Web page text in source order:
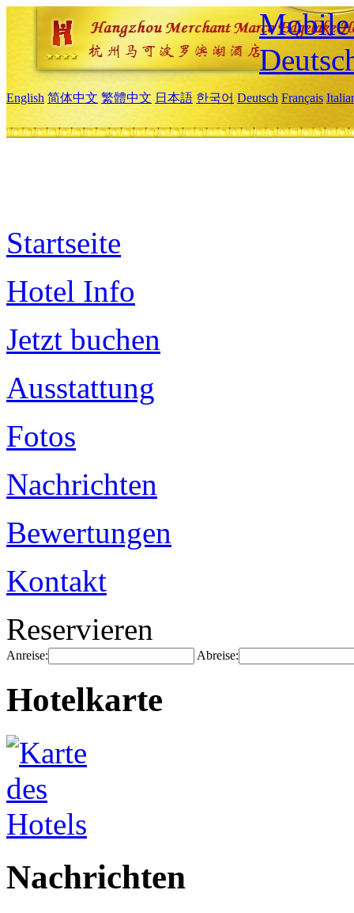
Mobile
English 简体中文 繁體中文 日本語 한국어 Deutsch Français
Startseite
Hotel Info
Jetzt buchen
Ausstattung
Fotos
Nachrichten
Bewertungen
Kontakt
Reservieren
Anreise: Abreise:
Hotelkarte
Nachrichten